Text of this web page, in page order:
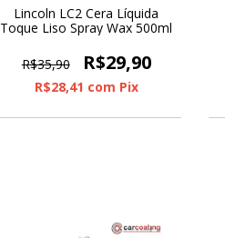
Lincoln LC2 Cera Líquida
Toque Liso Spray Wax 500ml
R$35,90 R$29,90
R$28,41 com Pix